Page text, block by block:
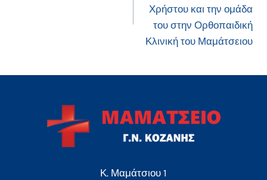
Χρήστου και την ομάδα
του στην Ορθοπαιδική
Κλινική του Μαμάτσειου
Κ. Μαμάτσιου 1